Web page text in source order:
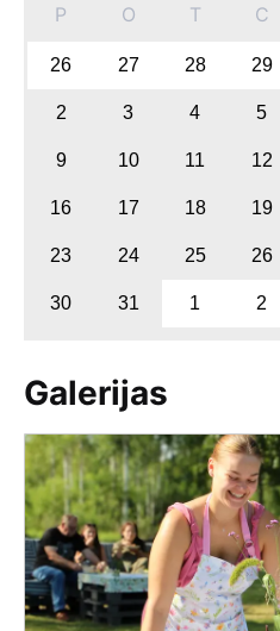
P O T C
26 27 28 29
2 3 4 5
9 10 11 12
16 17 18 19
23 24 25 26
30 31 1 2
Galerijas